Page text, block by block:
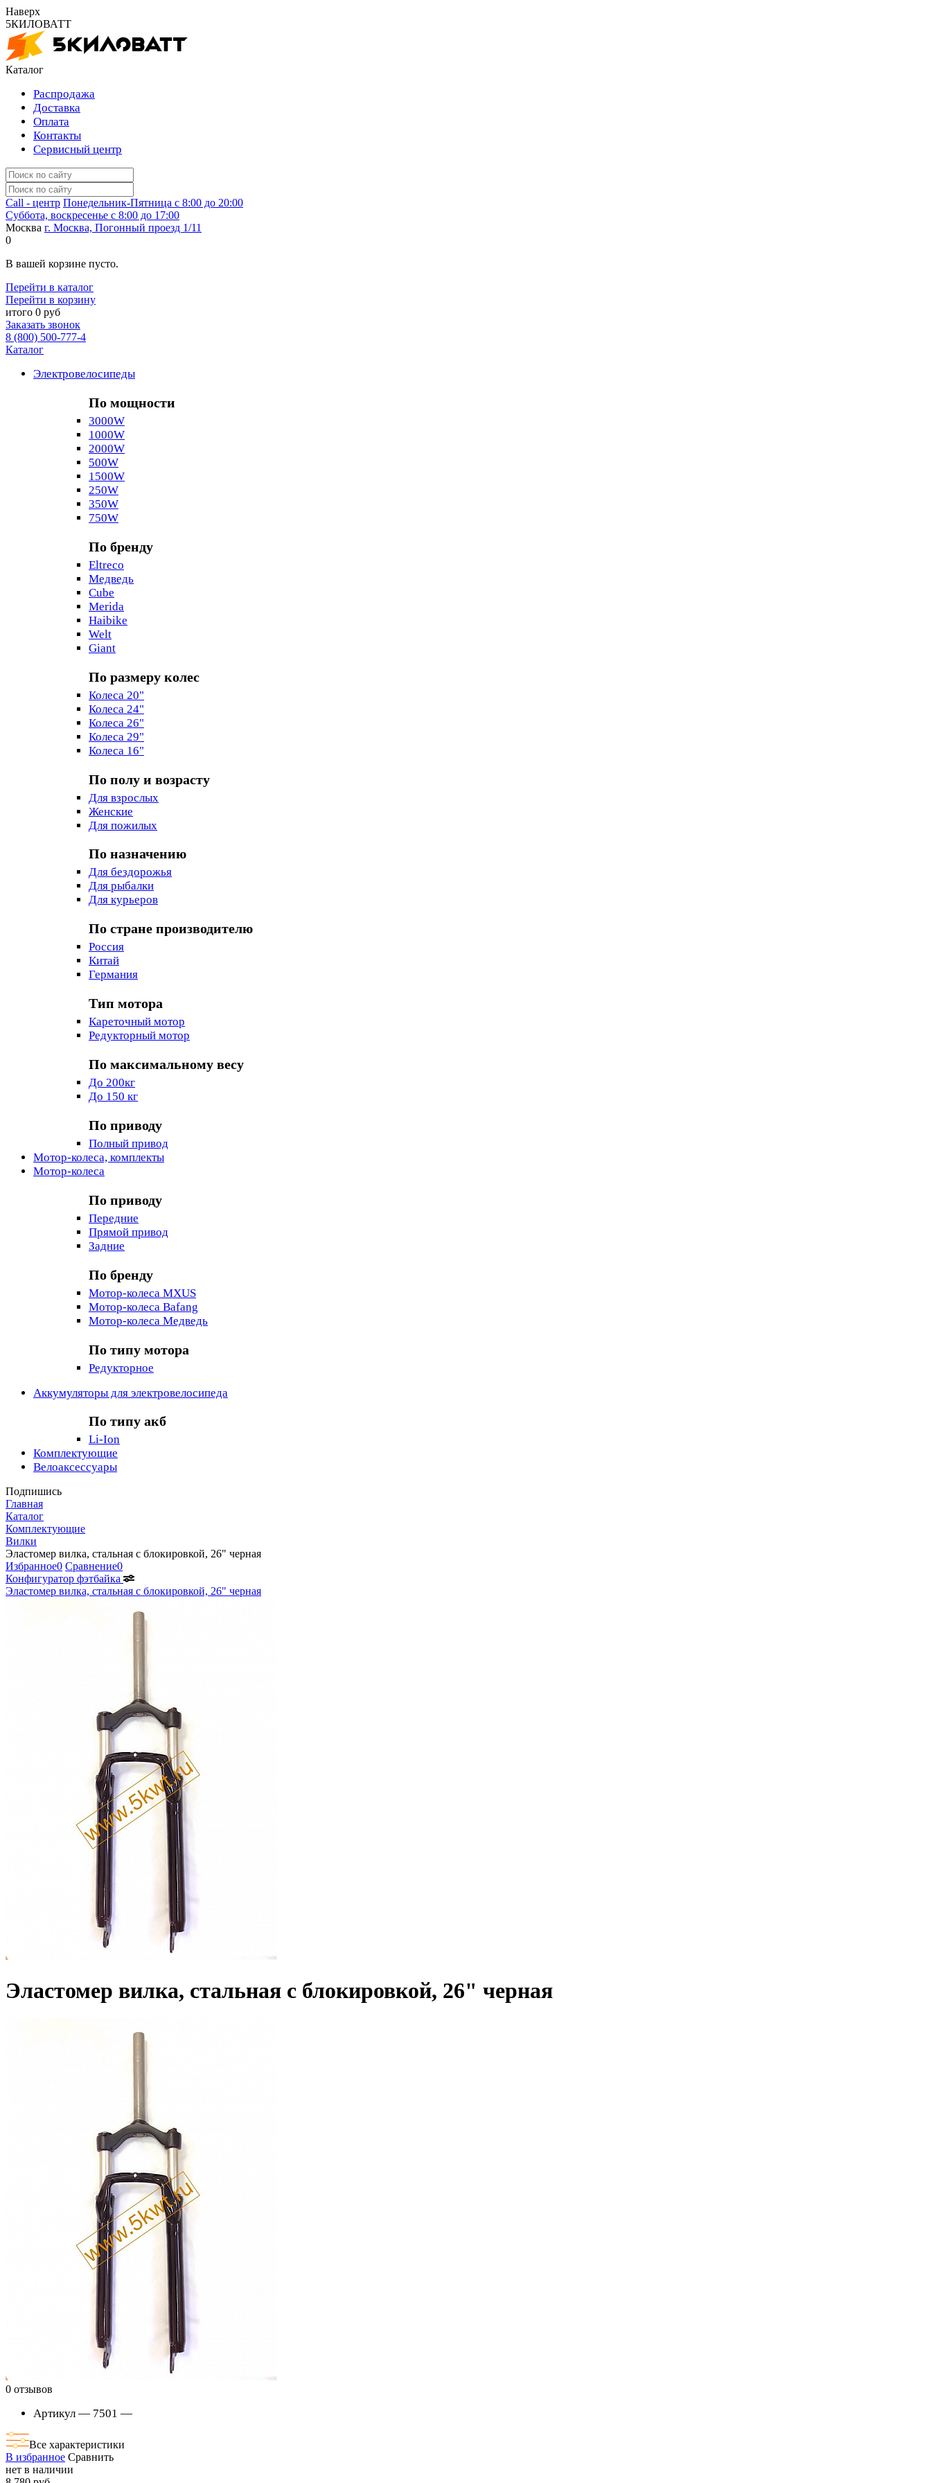
Наверх
5КИЛОВАТТ
Каталог
Распродажа
Доставка
Оплата
Контакты
Сервисный центр
Call - центр Понедельник-Пятница с 8:00 до 20:00
Суббота, воскресенье с 8:00 до 17:00
Москва г. Москва, Погонный проезд 1/11
0
В вашей корзине пусто.
Перейти в каталог
Перейти в корзину
итого 0 руб
Заказать звонок
8 (800) 500-777-4
Каталог
Электровелосипеды
По мощности
3000W
1000W
2000W
500W
1500W
250W
350W
750W
По бренду
Eltreco
Медведь
Cube
Merida
Haibike
Welt
Giant
По размеру колес
Колеса 20"
Колеса 24"
Колеса 26"
Колеса 29"
Колеса 16"
По полу и возрасту
Для взрослых
Женские
Для пожилых
По назначению
Для бездорожья
Для рыбалки
Для курьеров
По стране производителю
Россия
Китай
Германия
Тип мотора
Кареточный мотор
Редукторный мотор
По максимальному весу
До 200кг
До 150 кг
По приводу
Полный привод
Мотор-колеса, комплекты
Мотор-колеса
По приводу
Передние
Прямой привод
Задние
По бренду
Мотор-колеса MXUS
Мотор-колеса Bafang
Мотор-колеса Медведь
По типу мотора
Редукторное
Аккумуляторы для электровелосипеда
По типу акб
Li-Ion
Комплектующие
Велоаксессуары
Подпишись
Главная
Каталог
Комплектующие
Вилки
Эластомер вилка, стальная с блокировкой, 26" черная
Избранное0 Сравнение0
Конфигуратор фэтбайка
Эластомер вилка, стальная с блокировкой, 26" черная
Эластомер вилка, стальная с блокировкой, 26" черная
0 отзывов
Артикул — 7501 —
Все характеристики
В избранное Сравнить
нет в наличии